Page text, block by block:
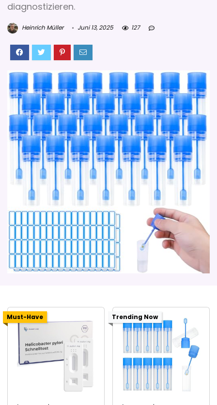
diagnostizieren.
Heinrich Müller Juni 13, 2025 127
Must-Have Trending Now